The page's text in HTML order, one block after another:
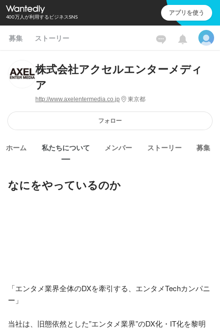
400万人が利用するビジネスSNS アプリを使う
募集 ストーリー
株式会社アクセルエンターメディ
ア
http://www.axelentermedia.co.jp 東京都
フォロー
ホーム 私たちについて メンバー ストーリー 募集
なにをやっているのか
「エンタメ業界全体のDXを牽引する、エンタメTechカンパニ
ー」
当社は、旧態依然とした”エンタメ業界”のDX化・IT化を黎明